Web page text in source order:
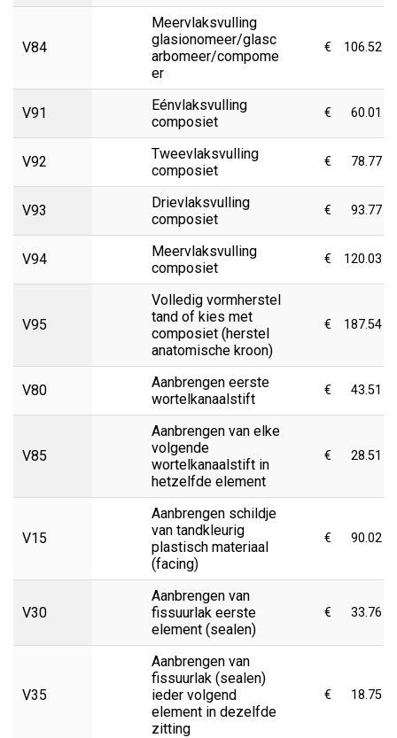
V84
Meervlaksvulling
glasionomeer/glasc
arbomeer/compome
er
€ 106.52
V91
Eénvlaksvulling
composiet
€ 60.01
V92
Tweevlaksvulling
composiet
€ 78.77
V93
Drievlaksvulling
composiet
€ 93.77
V94
Meervlaksvulling
composiet
€ 120.03
V95
Volledig vormherstel
tand of kies met
composiet (herstel
anatomische kroon)
€ 187.54
V80
Aanbrengen eerste
wortelkanaalstift
€ 43.51
V85
Aanbrengen van elke
volgende
wortelkanaalstift in
hetzelfde element
€ 28.51
V15
Aanbrengen schildje
van tandkleurig
plastisch materiaal
(facing)
€ 90.02
V30
Aanbrengen van
fissuurlak eerste
element (sealen)
€ 33.76
V35
Aanbrengen van
fissuurlak (sealen)
ieder volgend
element in dezelfde
zitting
€ 18.75